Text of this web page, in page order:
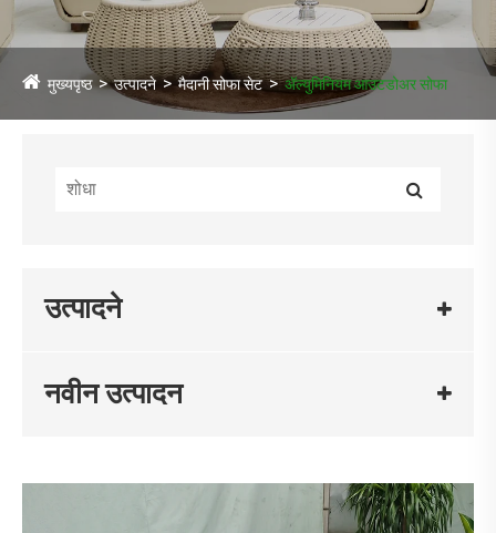
मुख्यपृष्ठ उत्पादने मैदानी सोफा सेट अ‍ॅल्युमिनियम आउटडोअर सोफा
उत्पादने
नवीन उत्पादन